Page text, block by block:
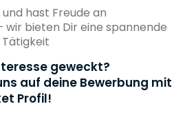
hast Freude an
bieten Dir eine spannende
geweckt?
auf deine Bewerbung mit
Profil!